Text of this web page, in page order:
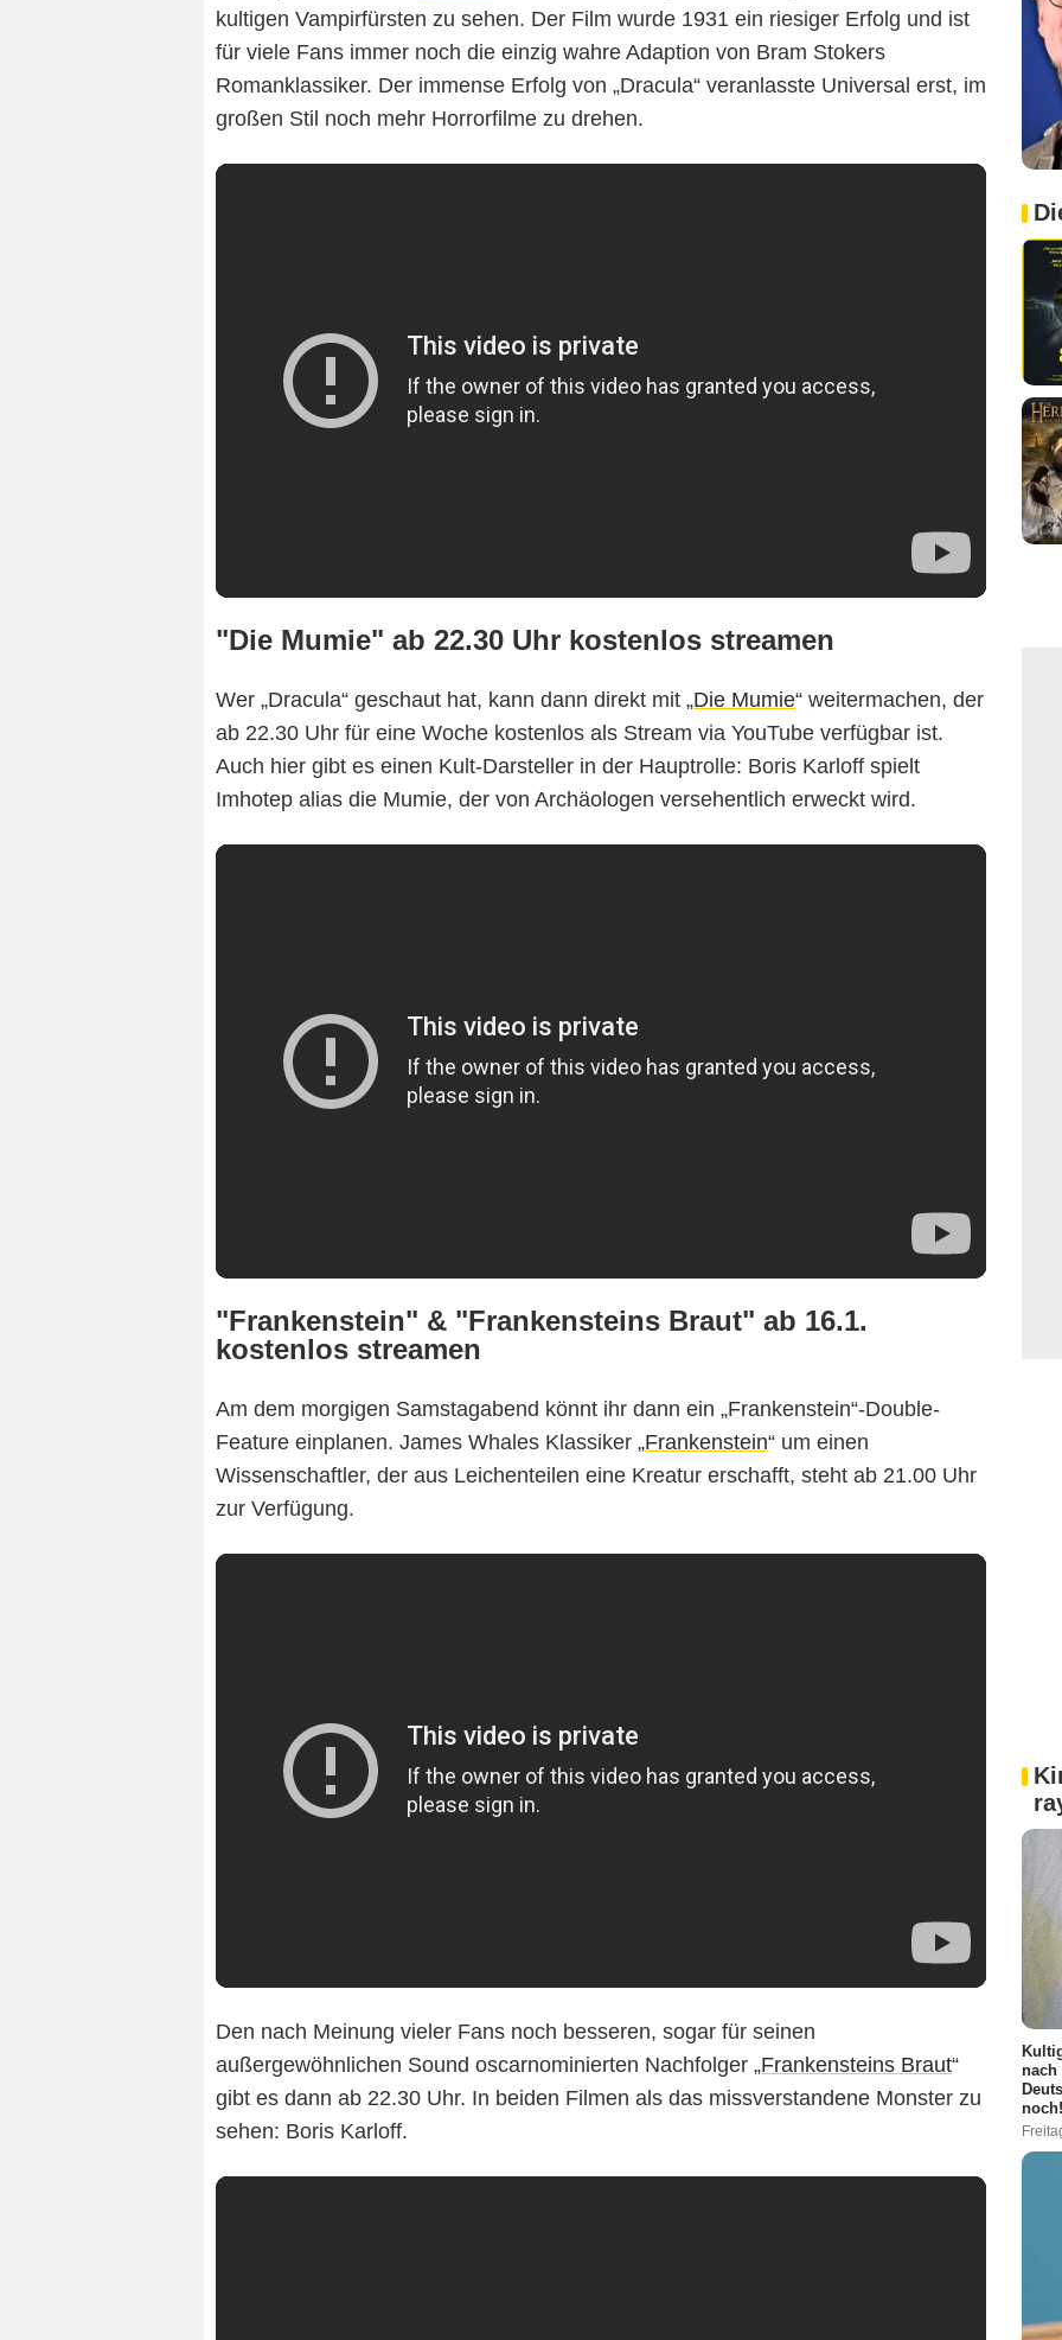
kultigen Vampirfürsten zu sehen. Der Film wurde 1931 ein riesiger Erfolg und ist
für viele Fans immer noch die einzig wahre Adaption von Bram Stokers
Romanklassiker. Der immense Erfolg von „Dracula“ veranlasste Universal erst, im
großen Stil noch mehr Horrorfilme zu drehen.
"Die Mumie" ab 22.30 Uhr kostenlos streamen
Wer „Dracula“ geschaut hat, kann dann direkt mit „Die Mumie“ weitermachen, der
ab 22.30 Uhr für eine Woche kostenlos als Stream via YouTube verfügbar ist.
Auch hier gibt es einen Kult-Darsteller in der Hauptrolle: Boris Karloff spielt
Imhotep alias die Mumie, der von Archäologen versehentlich erweckt wird.
"Frankenstein" & "Frankensteins Braut" ab 16.1.
kostenlos streamen
Am dem morgigen Samstagabend könnt ihr dann ein „Frankenstein“-Double-
Feature einplanen. James Whales Klassiker „Frankenstein“ um einen
Wissenschaftler, der aus Leichenteilen eine Kreatur erschafft, steht ab 21.00 Uhr
zur Verfügung.
Den nach Meinung vieler Fans noch besseren, sogar für seinen
außergewöhnlichen Sound oscarnominierten Nachfolger „Frankensteins Braut“
gibt es dann ab 22.30 Uhr. In beiden Filmen als das missverstandene Monster zu
sehen: Boris Karloff.
nach
noch!